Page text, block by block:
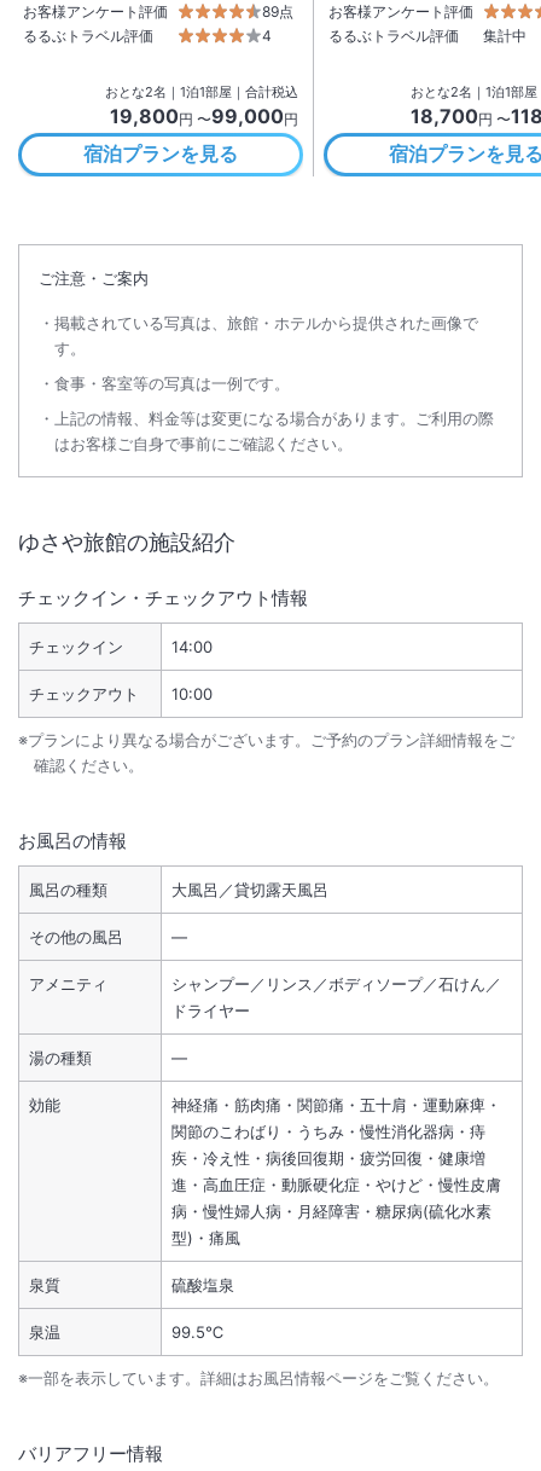
お客様アンケート評価
89点
るるぶトラベル評価
4
おとな2名 ｜ 1泊1部屋｜合計税込
19,800円 〜99,000円
宿泊プランを見る
お客様アンケート評価
るるぶトラベル評価
集計中
おとな2名 ｜ 1泊1部屋
18,700円 〜
宿泊プランを見
ご注意・ご案内
掲載されている写真は、旅館・ホテルから提供された画像で
す。
食事・客室等の写真は一例です。
上記の情報、料金等は変更になる場合があります。ご利用の際
はお客様ご自身で事前にご確認ください。
ゆさや旅館の施設紹介
チェックイン・チェックアウト情報
チェックイン 14:00
チェックアウト 10:00
※プランにより異なる場合がございます。ご予約のプラン詳細情報をご
確認ください。
お風呂の情報
風呂の種類 大風呂／貸切露天風呂
その他の風呂 ―
アメニティ
シャンプー／リンス／ボディソープ／石けん／
ドライヤー
湯の種類 ―
効能
神経痛・筋肉痛・関節痛・五十肩・運動麻痺・
関節のこわばり・うちみ・慢性消化器病・痔
疾・冷え性・病後回復期・疲労回復・健康増
進・高血圧症・動脈硬化症・やけど・慢性皮膚
病・慢性婦人病・月経障害・糖尿病(硫化水素
型)・痛風
泉質 硫酸塩泉
泉温 99.5℃
※一部を表示しています。詳細はお風呂情報ページをご覧ください。
バリアフリー情報